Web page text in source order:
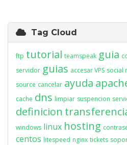
Tag Cloud
ftp tutorial teamspeak guia
servidor guias accesar VPS social
source cancelar ayuda
cache dns limpiar suspencion
definicion
windows linux hosting
centos litespeed nginx tickets